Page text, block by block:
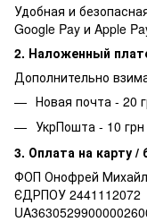
Удобная и
Google Pay и Apple
2. Наложенный
Дополнительно
Новая почта - 20
УкрПошта - 10
3. Оплата на карту /
ФОП Онофрей
ЄДРПОУ 2441112072